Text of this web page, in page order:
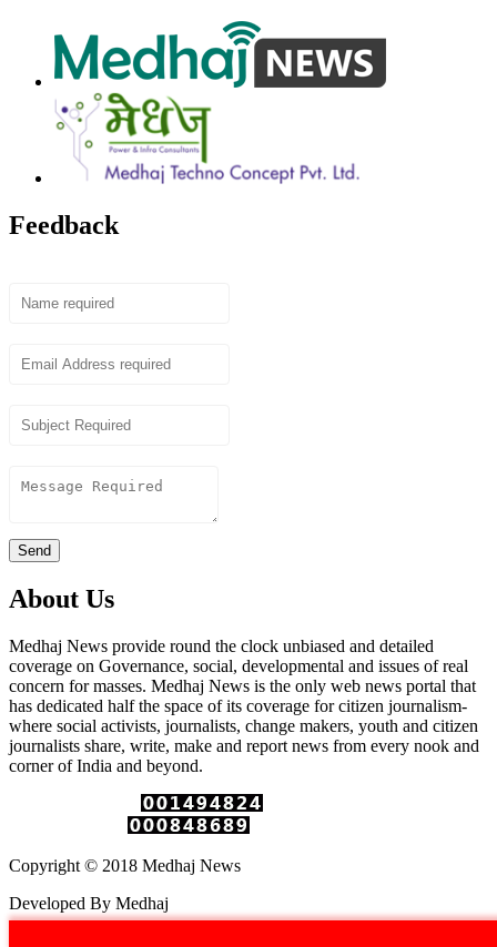
Feedback
Send
About Us
Medhaj News provide round the clock unbiased and detailed
coverage on Governance, social, developmental and issues of real
concern for masses. Medhaj News is the only web news portal that
has dedicated half the space of its coverage for citizen journalism-
where social activists, journalists, change makers, youth and citizen
journalists share, write, make and report news from every nook and
corner of India and beyond.
Copyright © 2018 Medhaj News
Developed By Medhaj